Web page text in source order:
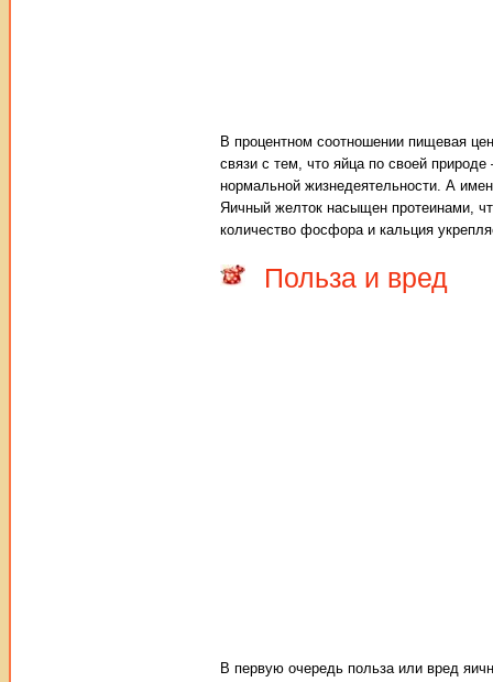
В процентном соотношении пищевая
связи с тем, что яйца по своей
нормальной жизнедеятельности. А
Яичный желток насыщен протеинами,
количество фосфора и кальция
Польза и вред
В первую очередь польза или вред